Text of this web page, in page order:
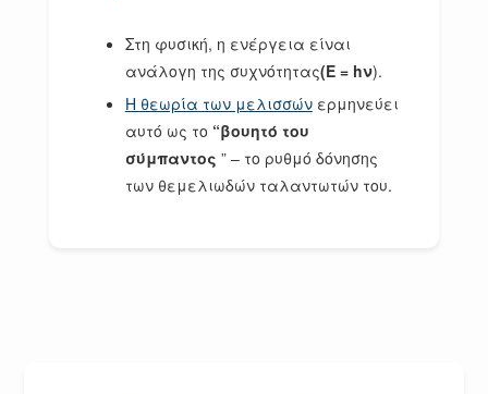
Στη φυσική, η ενέργεια είναι
ανάλογη της συχνότητας(E = hν).
Η θεωρία των μελισσώνερμηνεύει
αυτό ως το “βουητό του
σύμπαντος ” – το ρυθμό δόνησης
των θεμελιωδών ταλαντωτών του.